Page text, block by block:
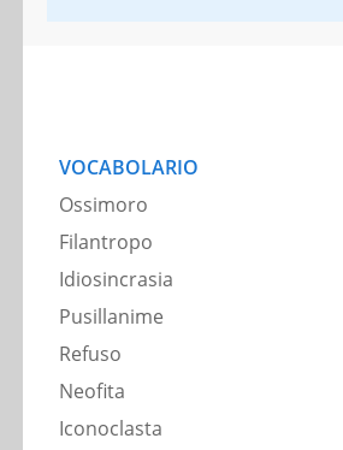
VOCABOLARIO
Ossimoro
Filantropo
Idiosincrasia
Pusillanime
Refuso
Neofita
Iconoclasta